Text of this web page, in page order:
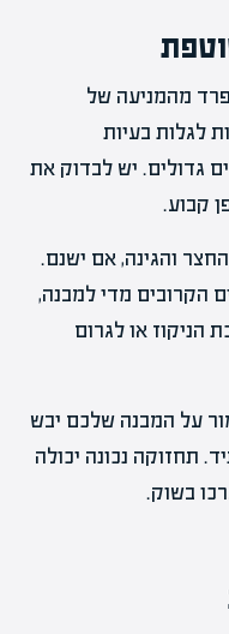
מהמניעה של
לגלות בעיות
גדולים. יש לבדוק את
קבוע.
והגינה, אם ישנם.
הקרובים מדי למבנה,
הניקוז או לגרום
על המבנה שלכם יבש
תחזוקה נכונה יכולה
בשוק.